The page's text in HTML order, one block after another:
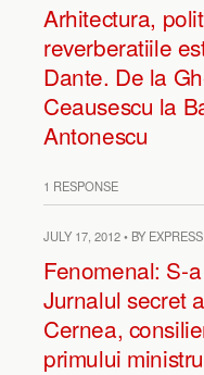
Arhitectura,
reverberatiile
Dante. De la
Ceausescu la
Antonescu
1 RESPONSE
JULY 17, 2012 • BY EXPRESS
Fenomenal: S-
Jurnalul secret
Cernea,
primului